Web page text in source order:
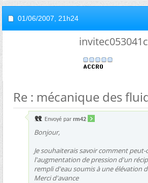
01/06/2007, 21h24
invitec053041c
Re : mécanique des
Envoyé par rm42
Bonjour,
Je souhaiterais savoir comment peut-
l'augmentation de pression d'un
rempli d'eau soumis à une élévation
Merci d'avance